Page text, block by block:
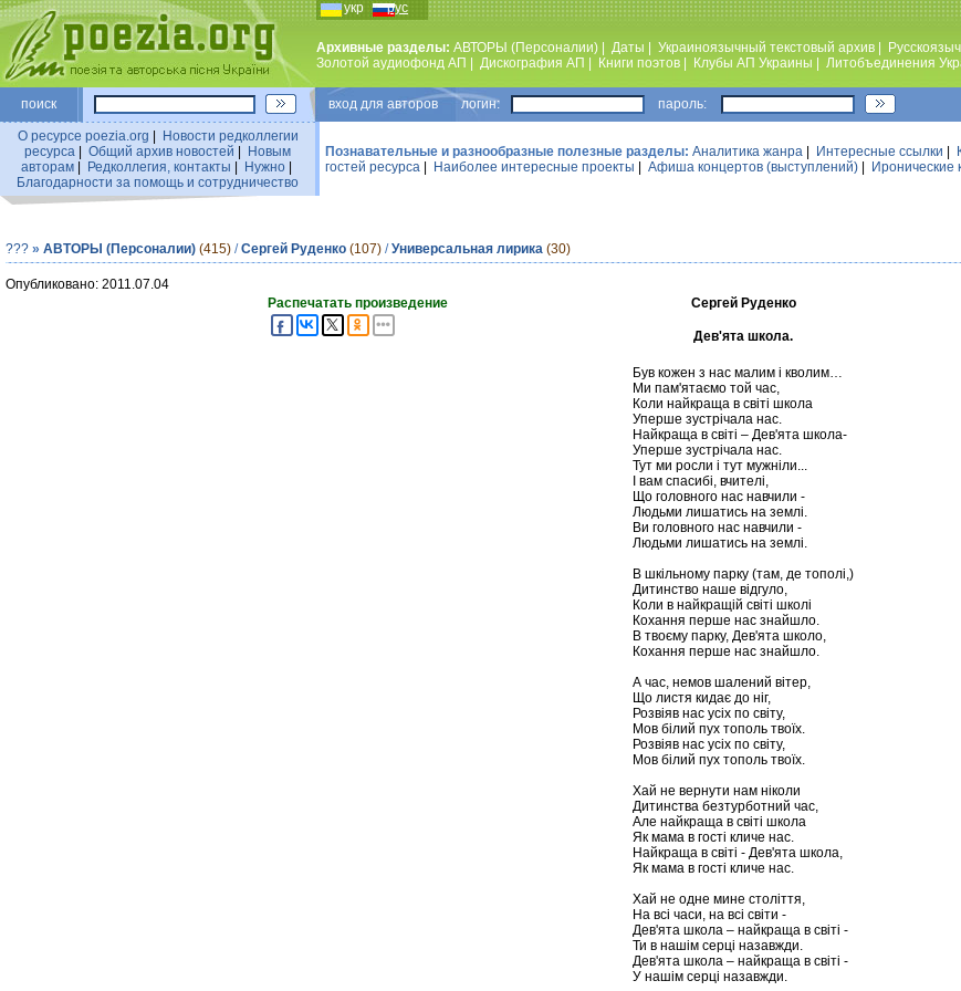
укр рус
Архивные разделы: АВТОРЫ (Персоналии) Даты Украиноязычный текстовый архив
Золотой аудиофонд АП
Дискография АП Книги поэтов Клубы АП Украины Литобъединения
поиск вход для авторов логин: пароль:
О ресурсе poezia.org
Новости редколлегии
ресурса
Общий архив новостей
Новым
авторам| Редколлегия, контакты Нужно|
Благодарности за помощь и сотрудничество
Познавательные и разнообразные полезные разделы: Аналитика жанра Интересные ссылки
гостей ресурса
Наиболее интересные проекты Афиша концертов (выступлений) Иронические
??? » АВТОРЫ (Персоналии) (415) /Сергей Руденко (107) /Универсальная лирика (30)
Опубликовано: 2011.07.04
Распечатать произведение
Сергей Руденко
Дев'ята школа.
Був кожен з нас малим і кволим…
Ми пам'ятаємо той час,
Коли найкраща в світі школа
Уперше зустрічала нас.
Найкраща в світі – Дев'ята школа-
Уперше зустрічала нас.
Тут ми росли і тут мужніли...
І вам спасибі, вчителі,
Що головного нас навчили -
Людьми лишатись на землі.
Ви головного нас навчили -
Людьми лишатись на землі.
В шкільному парку (там, де тополі,)
Дитинство наше відгуло,
Коли в найкращій світі школі
Кохання перше нас знайшло.
В твоєму парку, Дев'ята школо,
Кохання перше нас знайшло.
А час, немов шалений вітер,
Що листя кидає до ніг,
Розвіяв нас усіх по світу,
Мов білий пух тополь твоїх.
Розвіяв нас усіх по світу,
Мов білий пух тополь твоїх.
Хай не вернути нам ніколи
Дитинства безтурботний час,
Але найкраща в світі школа
Як мама в гості кличе нас.
Найкраща в світі - Дев'ята школа,
Як мама в гості кличе нас.
Хай не одне мине століття,
На всі часи, на всі світи -
Дев'ята школа – найкраща в світі -
Ти в нашім серці назавжди.
Дев'ята школа – найкраща в світі -
У нашім серці назавжди.